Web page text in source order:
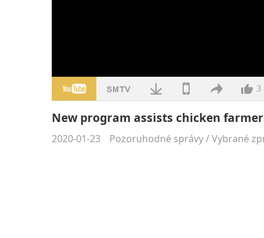
3
New program assists chicken
2020-01-23 Pozoruhodné správy/Vybrané